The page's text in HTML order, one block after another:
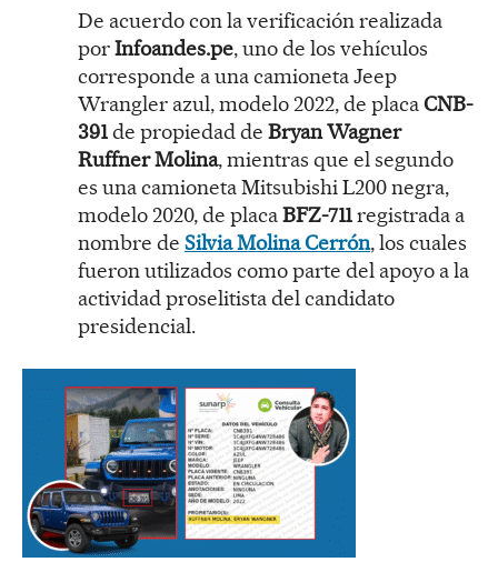
De acuerdo con la verificación realizada
porInfoandes.pe, uno de los vehículos
corresponde a una camioneta Jeep
Wrangler azul, modelo 2022, de placaCNB-
391de propiedad de Bryan Wagner
Ruffner Molina, mientras que el segundo
es una camioneta Mitsubishi L200 negra,
modelo 2020, de placaBFZ-711registrada a
nombre de Silvia Molina Cerrón, los cuales
fueron utilizados como parte del apoyo a la
actividad proselitista del candidato
presidencial.